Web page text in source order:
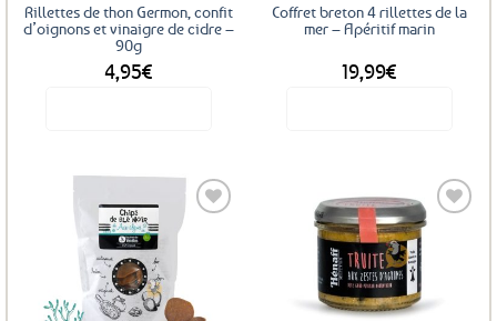
Rillettes de thon Germon, confit
d’oignons et vinaigre de cidre –
90g
4,95€
Coffret breton 4 rillettes de la
mer – Apéritif marin
19,99€